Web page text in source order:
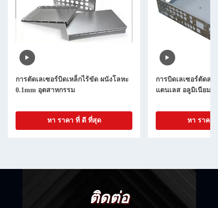
การตัดเลเซอร์บิดเหล็กไร้ขัด ผนังโลหะ
0.1mm อุตสาหกรรม
หา ราคา ที่ ดี ที่สุด
การบิดเลเซอร์ตัดส
แตนเลส อลูมิเนียม
หา ราคา
ติดต่อ